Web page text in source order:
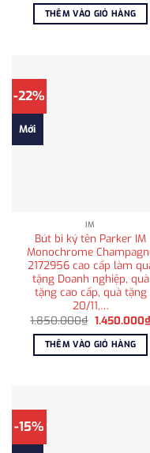
là:
2.657.000₫.
THÊM VÀO GIỎ HÀNG
-22%
Mới
IM
Bút bi ký tên Parker IM
Monochrome
2172956 cao cấp làm
tặng Doanh nghiệp, quà
tặng cao cấp, quà tặng
20/11,…
1.850.000₫ Giá
là:
1.850.000₫.
1.450.000₫
THÊM VÀO GIỎ HÀNG
-15%